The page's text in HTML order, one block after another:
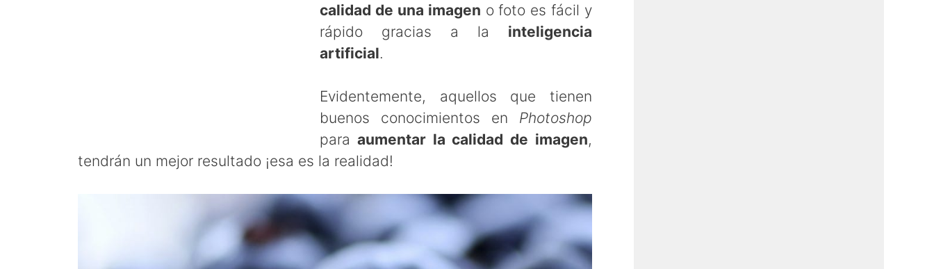
calidad de una imagen o foto es fácil y
rápido gracias a la inteligencia
artificial.
Evidentemente, aquellos que tienen
buenos conocimientos en Photoshop
para aumentar la calidad de imagen,
tendrán un mejor resultado ¡esa es la realidad!